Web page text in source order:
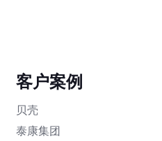
客户案例
贝壳
泰康集团